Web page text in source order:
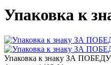
Упаковка к
Упаковка к знаку ЗА